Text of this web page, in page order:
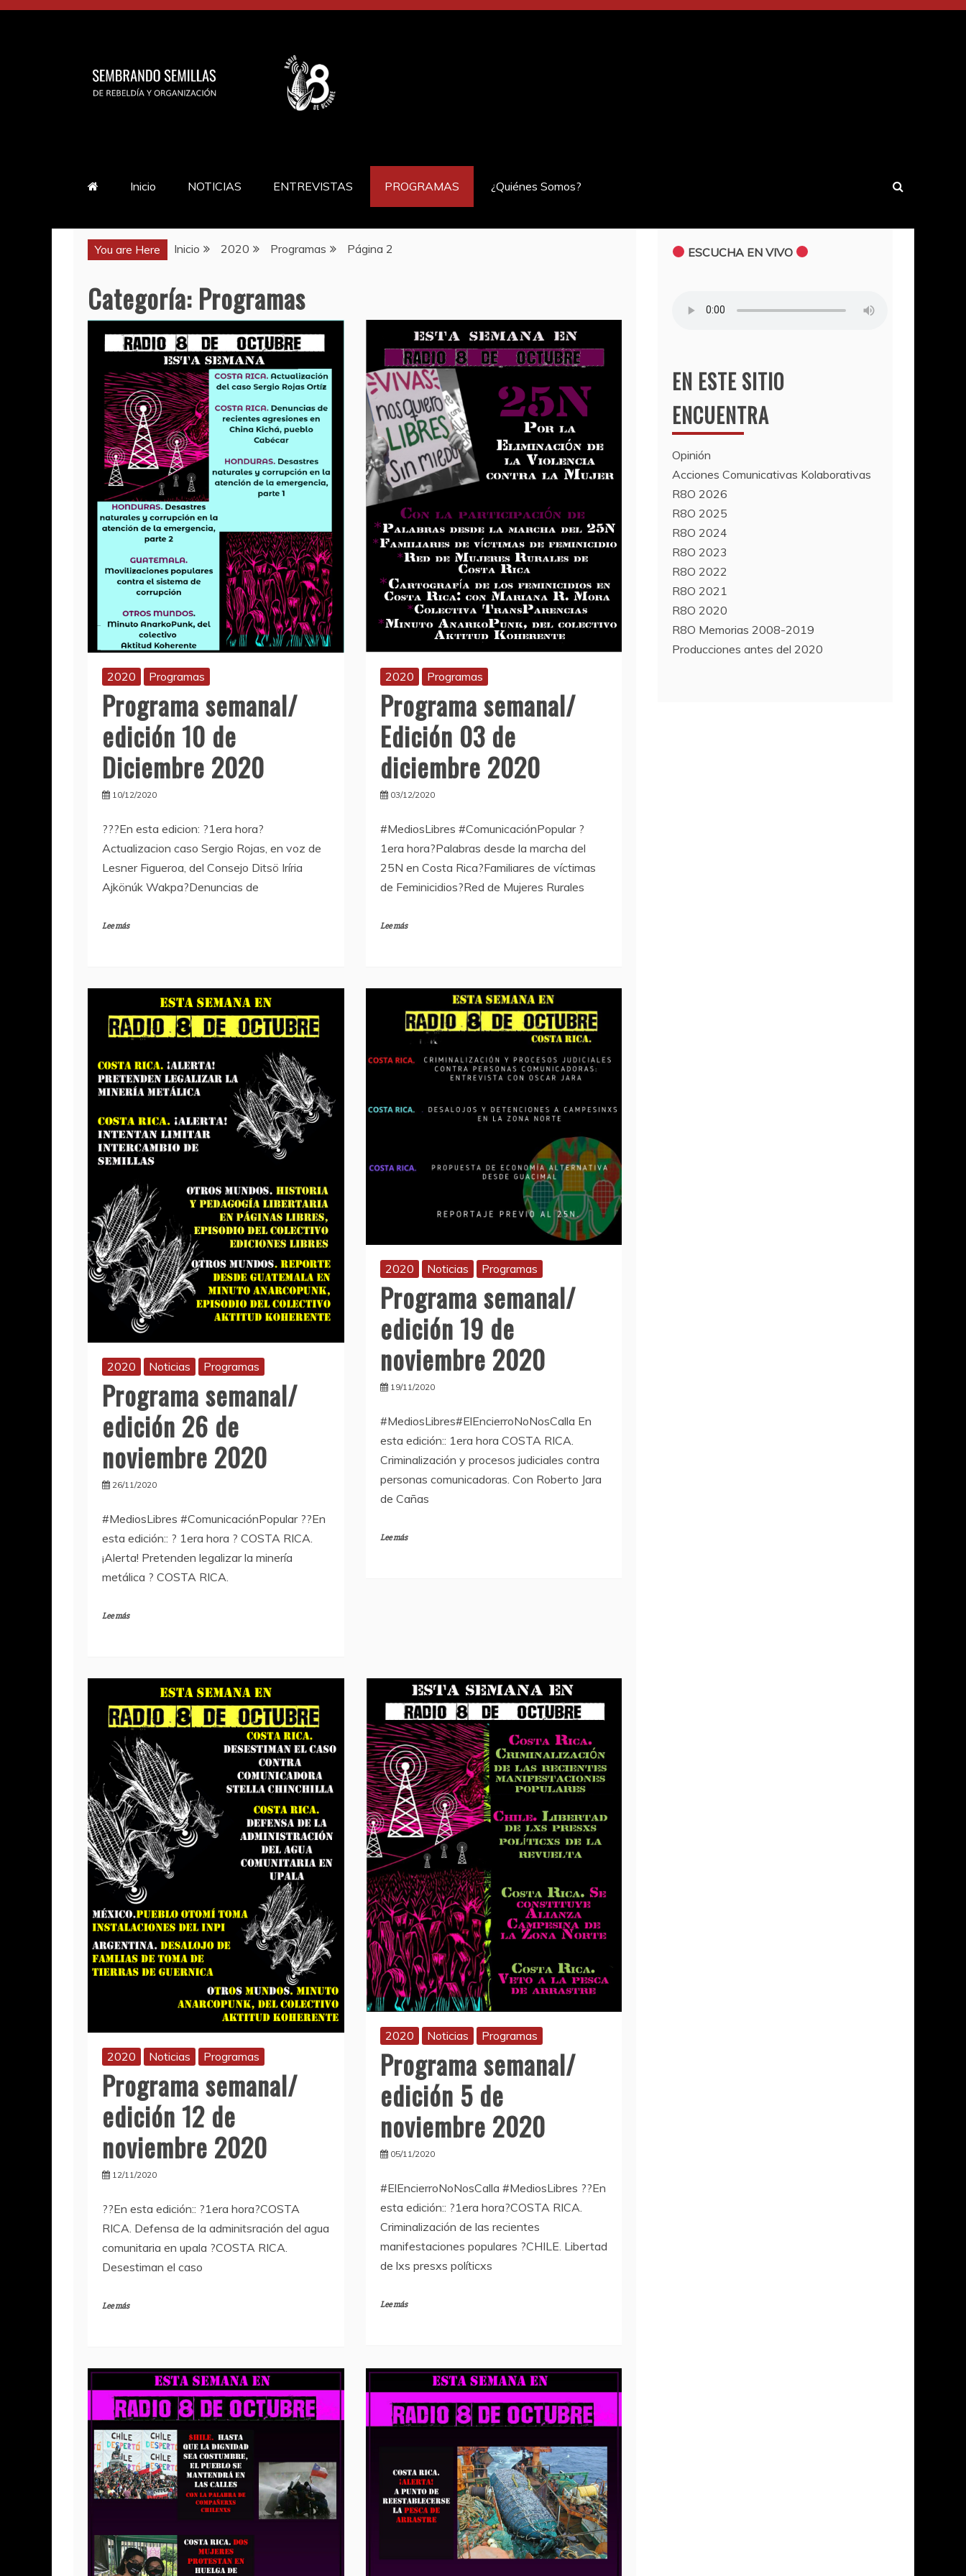
Saltar
Inicio NOTICIAS ENTREVISTAS PROGRAMAS ¿Quiénes Somos?
You are Here Inicio 2020 Programas Página 2
Categoría: Programas
2020 Programas
Programa semanal/
edición 10 de
Diciembre 2020
10/12/2020
???En esta edicion: ?️1era hora?
Actualizacion caso Sergio Rojas, en voz de
Lesner Figueroa, del Consejo Ditsö Iríria
Ajkönúk Wakpa?Denuncias de
Lee más
2020 Programas
Programa semanal/
Edición 03 de
diciembre 2020
03/12/2020
#MediosLibres #ComunicaciónPopular ?
1era hora?Palabras desde la marcha del
25N en Costa Rica?Familiares de víctimas
de Feminicidios?Red de Mujeres Rurales
Lee más
2020 Noticias Programas
Programa semanal/
edición 26 de
noviembre 2020
26/11/2020
#MediosLibres #ComunicaciónPopular ??En
esta edición:: ? 1era hora ? COSTA RICA.
¡Alerta! Pretenden legalizar la minería
metálica ? COSTA RICA.
Lee más
2020 Noticias Programas
Programa semanal/
edición 19 de
noviembre 2020
19/11/2020
#MediosLibres#ElEncierroNoNosCalla En
esta edición:: 1era hora COSTA RICA.
Criminalización y procesos judiciales contra
personas comunicadoras. Con Roberto Jara
de Cañas
Lee más
2020 Noticias Programas
Programa semanal/
edición 12 de
noviembre 2020
12/11/2020
??En esta edición:: ?1era hora?COSTA
RICA. Defensa de la adminitsración del agua
comunitaria en upala ?COSTA RICA.
Desestiman el caso
Lee más
2020 Noticias Programas
Programa semanal/
edición 5 de
noviembre 2020
05/11/2020
#ElEncierroNoNosCalla #MediosLibres ??En
esta edición:: ?1era hora?COSTA RICA.
Criminalización de las recientes
manifestaciones populares ?CHILE. Libertad
de lxs presxs políticxs
Lee más
ESCUCHA EN VIVO
EN ESTE SITIO
ENCUENTRA
Opinión
Acciones Comunicativas Kolaborativas
R8O 2026
R8O 2025
R8O 2024
R8O 2023
R8O 2022
R8O 2021
R8O 2020
R8O Memorias 2008-2019
Producciones antes del 2020